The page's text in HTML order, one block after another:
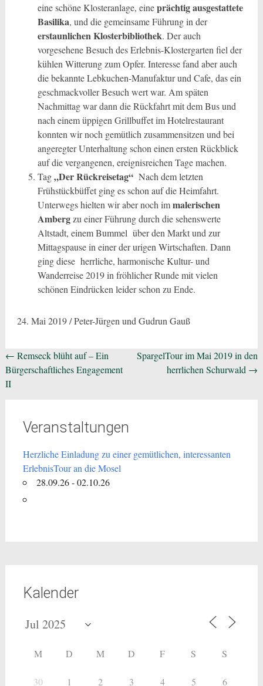
eine schöne Klosteranlage, eineprächtig ausgestattete
Basilika, und die gemeinsame Führung in der
erstaunlichen Klosterbibliothek. Der auch
vorgesehene Besuch des Erlebnis-Klostergarten fiel der
kühlen Witterung zum Opfer. Interesse fand aber auch
die bekannte Lebkuchen-Manufaktur und Cafe, das ein
geschmackvoller Besuch wert war. Am späten
Nachmittag war dann die Rückfahrt mit dem Bus und
nach einem üppigen Grillbuffet im Hotelrestaurant
konnten wir noch gemütlich zusammensitzen und bei
angeregter Unterhaltung schon einen ersten Rückblick
auf die vergangenen, ereignisreichen Tage machen.
Tag„Der Rückreisetag“Nach dem letzten
Frühstückbüffet ging es schon auf die Heimfahrt.
Unterwegs hielten wir aber noch immalerischen
Ambergzu einer Führung durch die sehenswerte
Altstadt, einem Bummel über den Markt und zur
Mittagspause in einer der urigen Wirtschaften. Dann
ging diese herrliche, harmonische Kultur- und
Wanderreise 2019 in fröhlicher Runde mit vielen
schönen Eindrücken leider schon zu Ende.
24. Mai 2019 / Peter-Jürgen und Gudrun Gauß
Beitragsnavigation
← Remseck blüht auf – Ein
Bürgerschaftliches Engagement
II
SpargelTour im Mai 2019 in den
herrlichen Schurwald →
Veranstaltungen
Herzliche Einladung zu einer gemütlichen, interessanten
ErlebnisTour an die Mosel
28.09.26 - 02.10.26
Kalender
M D M D F S S
30 1 2 3 4 5 6